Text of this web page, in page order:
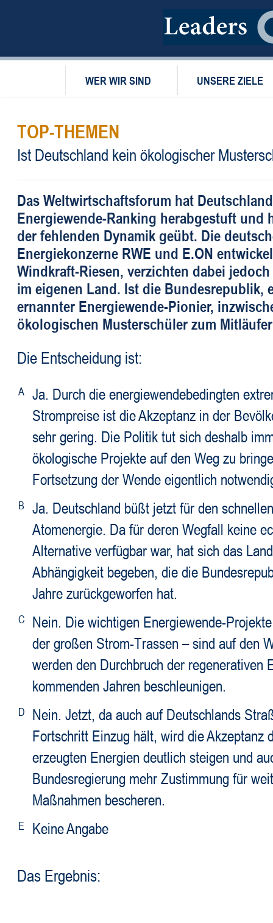
WER WIR SIND UNSERE ZIELE
TOP-THEMEN
Ist Deutschland kein ökologischer
Das Weltwirtschaftsforum hat
Energiewende-Ranking herabgestuft und
der fehlenden Dynamik geübt. Die
Energiekonzerne RWE und E.ON
Windkraft-Riesen, verzichten dabei
im eigenen Land. Ist die Bundesrepublik,
ernannter Energiewende-Pionier,
ökologischen Musterschüler zum
Die Entscheidung ist:
A Ja. Durch die energiewendebedingten
Strompreise ist die Akzeptanz in der
sehr gering. Die Politik tut sich deshalb
ökologische Projekte auf den Weg zu
Fortsetzung der Wende eigentlich
B
Ja. Deutschland büßt jetzt für den
Atomenergie. Da für deren Wegfall keine
Alternative verfügbar war, hat sich das
Abhängigkeit begeben, die die
Jahre zurückgeworfen hat.
C
Nein. Die wichtigen Energiewende-
der großen Strom-Trassen – sind auf den
werden den Durchbruch der regenerativen
kommenden Jahren beschleunigen.
D
Nein. Jetzt, da auch auf Deutschlands
Fortschritt Einzug hält, wird die Akzeptanz
erzeugten Energien deutlich steigen und
Bundesregierung mehr Zustimmung für
Maßnahmen bescheren.
E Keine Angabe
Das Ergebnis: